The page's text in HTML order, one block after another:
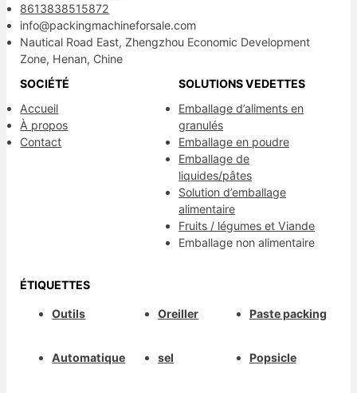
8613838515872
info@packingmachineforsale.com
Nautical Road East, Zhengzhou Economic Development
Zone, Henan, Chine
SOCIÉTÉ
Accueil
À propos
Contact
SOLUTIONS VEDETTES
Emballage d’aliments en
granulés
Emballage en poudre
Emballage de
liquides/pâtes
Solution d’emballage
alimentaire
Fruits / légumes et Viande
Emballage non alimentaire
ÉTIQUETTES
Outils
Automatique
Oreiller
sel
Paste packing
Popsicle